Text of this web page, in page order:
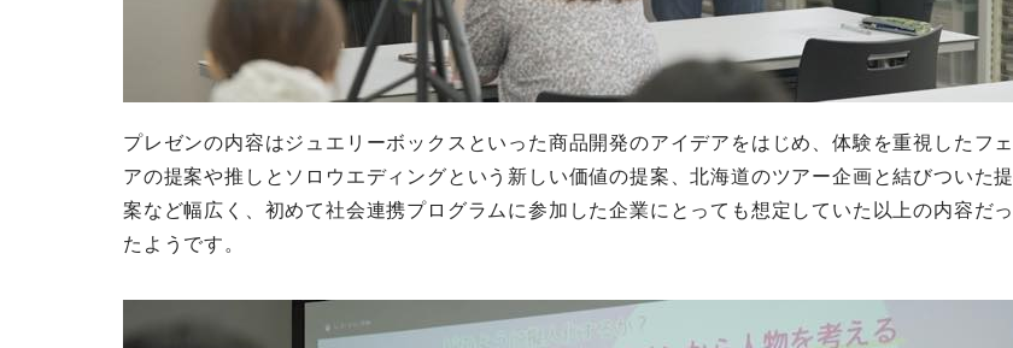
プレゼンの内容はジュエリーボックスといった商品開発のアイデアをはじめ、体験を重視したフェ
アの提案や推しとソロウエディングという新しい価値の提案、北海道のツアー企画と結びついた提
案など幅広く、初めて社会連携プログラムに参加した企業にとっても想定していた以上の内容だっ
たようです。